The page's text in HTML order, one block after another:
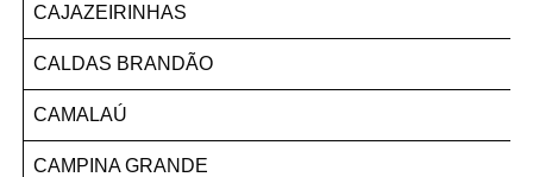
CAJAZEIRINHAS
CALDAS BRANDÃO
CAMALAÚ
CAMPINA GRANDE